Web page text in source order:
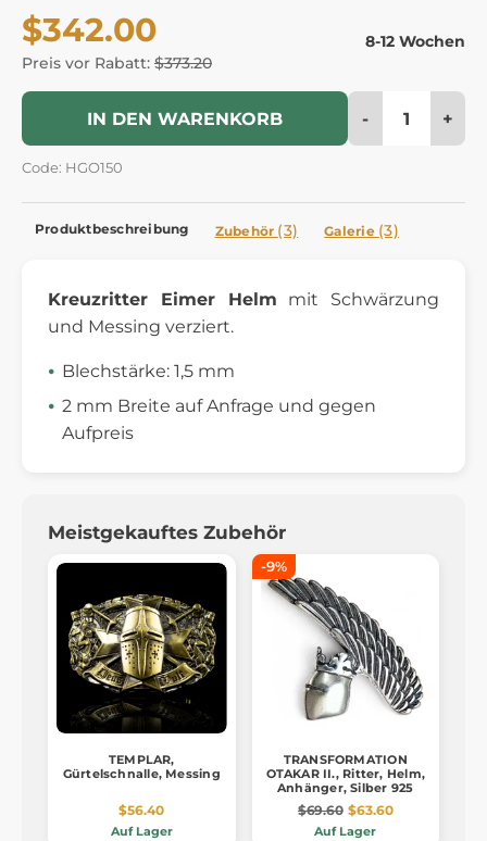
$342.00
Preis vor Rabatt: $373.20
8-12 Wochen
IN DEN WARENKORB - +
Code: HGO150
Produktbeschreibung Zubehör (3) Galerie (3)
Kreuzritter Eimer Helm mit Schwärzung
und Messing verziert.
Blechstärke: 1,5 mm
2 mm Breite auf Anfrage und gegen
Aufpreis
Meistgekauftes Zubehör
TEMPLAR,
Gürtelschnalle, Messing
$56.40
Auf Lager
-9%
TRANSFORMATION
OTAKAR II., Ritter, Helm,
Anhänger, Silber 925
$69.60 $63.60
Auf Lager